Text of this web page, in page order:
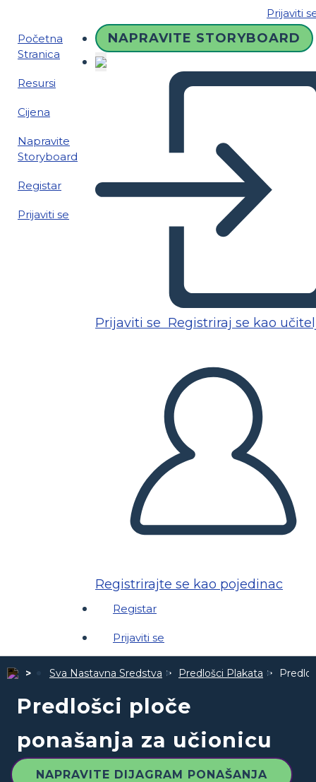
Prijaviti
Početna
Stranica
Resursi
Cijena
Napravite
Storyboard
Registar
Prijaviti se
NAPRAVITE STORYBOARD
Prijaviti se Registriraj se kao
Registrirajte se kao pojedinac
Registar
Prijaviti se
Sva Nastavna Sredstva Predlošci Plakata
Predlošci ploče
ponašanja za učionicu
NAPRAVITE DIJAGRAM PONAŠANJA